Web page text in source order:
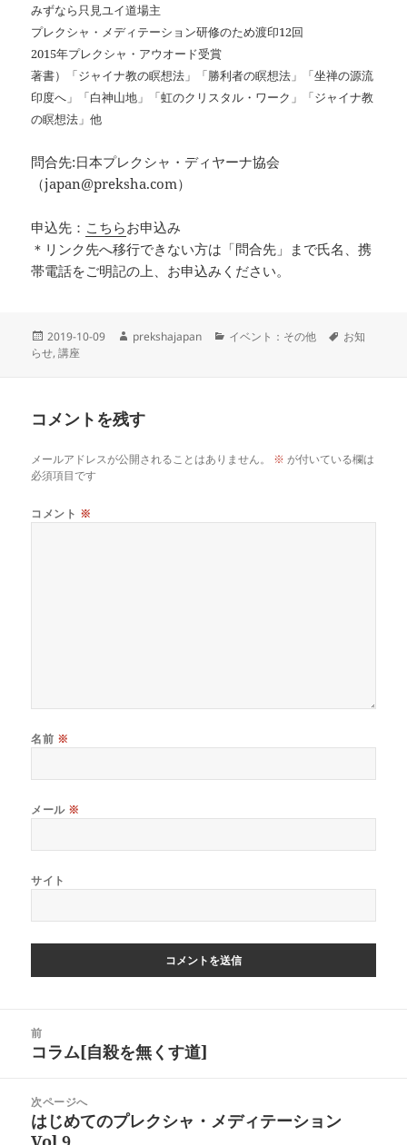
みずなら只見ユイ道場主
プレクシャ・メディテーション研修のため渡印12回
2015年プレクシャ・アウオード受賞
著書）「ジャイナ教の瞑想法」「勝利者の瞑想法」「坐禅の源流
印度へ」「白神山地」「虹のクリスタル・ワーク」「ジャイナ教
の瞑想法」他
問合先:日本プレクシャ・ディヤーナ協会
（japan@preksha.com）
申込先： こちらお申込み
＊リンク先へ移行できない方は「問合先」まで氏名、携
帯電話をご明記の上、お申込みください。
投
稿
2019-10-09
作
prekshajapan
カ
イベント：その他
タ
お知
らせ,講座
コメントを残す
メールアドレスが公開されることはありません。 ※ が付いている欄は
必須項目です
コメント ※
名前 ※
メール ※
サイト
前
前
投
稿:
コラム[自殺を無くす道]
次ページへ
次
はじめてのプレクシャ・メディテーション